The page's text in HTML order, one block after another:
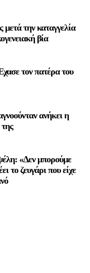
την καταγγελία
βία
τον πατέρα του
ανήκει η
«Δεν μπορούμε
το ζευγάρι που είχε